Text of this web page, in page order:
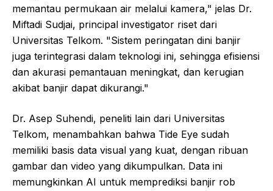
memantau permukaan air melalui kamera," jelas Dr.
Miftadi Sudjai, principal investigator riset dari
Universitas Telkom. "Sistem peringatan dini banjir
juga terintegrasi dalam teknologi ini, sehingga efisiensi
dan akurasi pemantauan meningkat, dan kerugian
akibat banjir dapat dikurangi."
Dr. Asep Suhendi, peneliti lain dari Universitas
Telkom, menambahkan bahwa Tide Eye sudah
memiliki basis data visual yang kuat, dengan ribuan
gambar dan video yang dikumpulkan. Data ini
memungkinkan AI untuk memprediksi banjir rob